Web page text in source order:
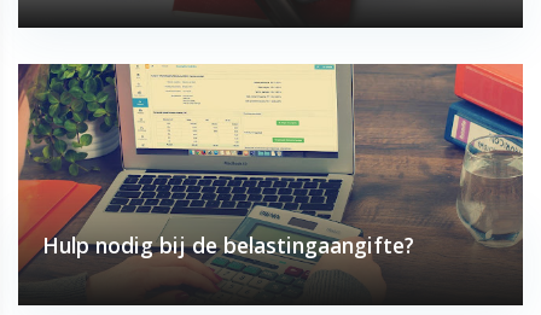
Hulp nodig bij de belastingaangifte?